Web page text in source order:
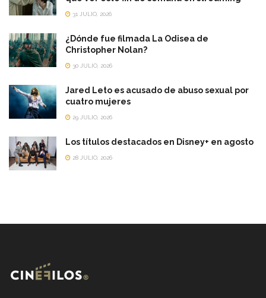
31 JULIO, 2026
¿Dónde fue filmada La Odisea de
Christopher Nolan?
30 JULIO, 2026
Jared Leto es acusado de abuso sexual por
cuatro mujeres
29 JULIO, 2026
Los títulos destacados en Disney+ en agosto
28 JULIO, 2026